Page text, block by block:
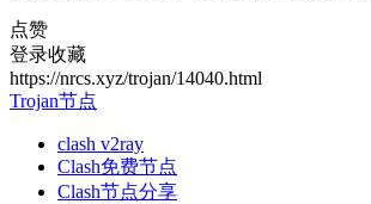
点赞
登录收藏
https://nrcs.xyz/trojan/14040.html
Trojan节点
clash v2ray
Clash免费节点
Clash节点分享